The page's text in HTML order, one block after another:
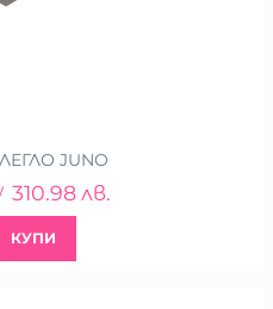
JUNO
310.98 лв.
КУПИ